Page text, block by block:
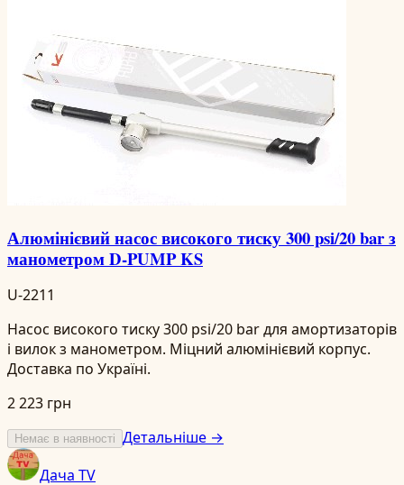
Алюмінієвий насос високого тиску 300 psi/20 bar з
манометром D-PUMP KS
U-2211
Насос високого тиску 300 psi/20 bar для амортизаторів
і вилок з манометром. Міцний алюмінієвий корпус.
Доставка по Україні.
2 223 грн
Немає в наявності Детальніше →
Дача TV